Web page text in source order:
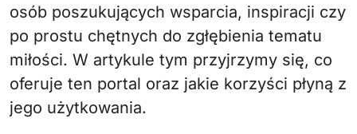
osób poszukujących wsparcia, inspiracji czy
po prostu chętnych do zgłębienia tematu
miłości. W artykule tym przyjrzymy się, co
oferuje ten portal oraz jakie korzyści płyną z
jego użytkowania.